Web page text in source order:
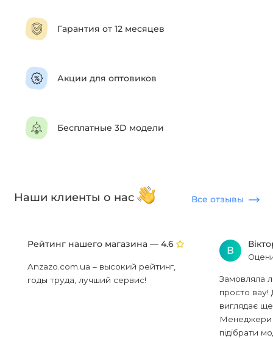
Гарантия от 12 месяцев
Акции для оптовиков
Бесплатные 3D модели
Наши клиенты о нас Все отзывы
Рейтинг нашего магазина — 4.6
Anzazo.com.ua – высокий рейтинг,
годы труда, лучший сервис!
В
Замовляла
просто вау!
виглядає
Менеджери
підібрати